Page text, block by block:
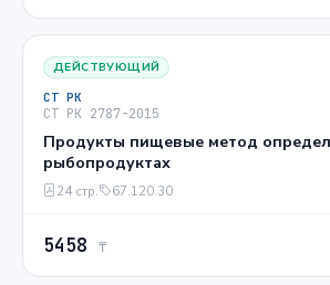
ДЕЙСТВУЮЩИЙ
СТ РК
СТ РК 2787-2015
Продукты пищевые метод
рыбопродуктах
24 стр. 67.120.30
5458 ₸